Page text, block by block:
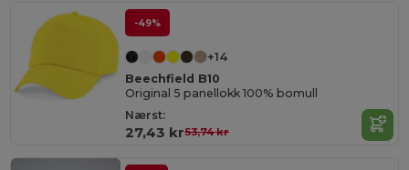
-49%
+14
Beechfield B10
Original 5 panellokk 100% bomull
Nærst:
27,43 kr53,74 kr